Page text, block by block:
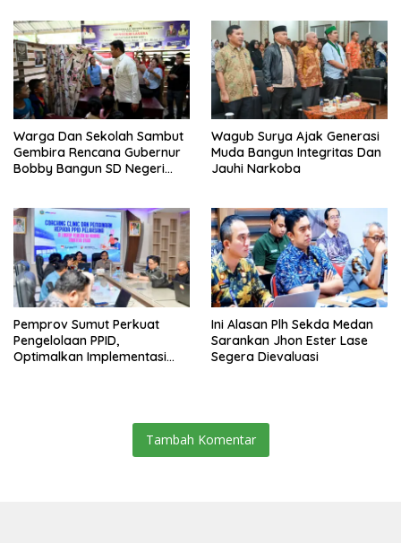
Warga Dan Sekolah Sambut
Gembira Rencana Gubernur
Bobby Bangun SD Negeri
Wagub Surya Ajak Generasi
Muda Bangun Integritas Dan
Jauhi Narkoba
Pemprov Sumut Perkuat
Pengelolaan PPID,
Optimalkan Implementasi
Ini Alasan Plh Sekda Medan
Sarankan Jhon Ester Lase
Segera Dievaluasi
Tambah Komentar